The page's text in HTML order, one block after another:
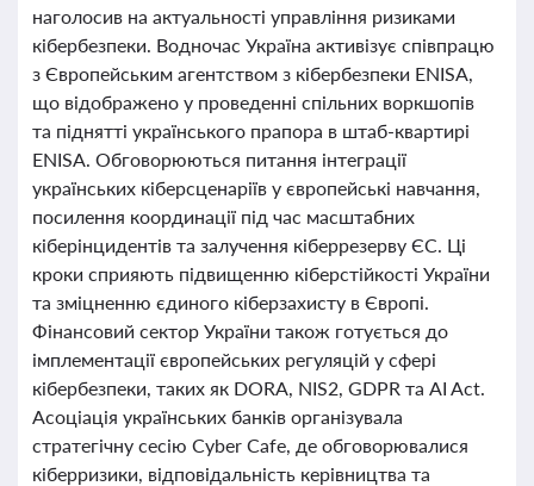
наголосив на актуальності управління ризиками
кібербезпеки. Водночас Україна активізує співпрацю
з Європейським агентством з кібербезпеки ENISA,
що відображено у проведенні спільних воркшопів
та піднятті українського прапора в штаб-квартирі
ENISA. Обговорюються питання інтеграції
українських кіберсценаріїв у європейські навчання,
посилення координації під час масштабних
кіберінцидентів та залучення кіберрезерву ЄС. Ці
кроки сприяють підвищенню кіберстійкості України
та зміцненню єдиного кіберзахисту в Європі.
Фінансовий сектор України також готується до
імплементації європейських регуляцій у сфері
кібербезпеки, таких як DORA, NIS2, GDPR та AI Act.
Асоціація українських банків організувала
стратегічну сесію Cyber Cafe, де обговорювалися
кіберризики, відповідальність керівництва та